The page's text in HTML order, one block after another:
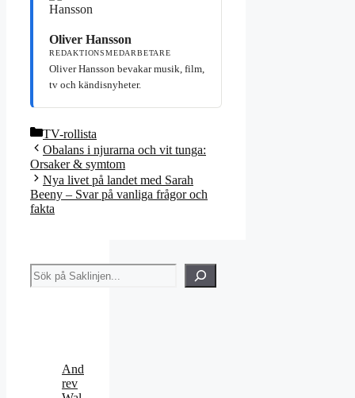
Oliver Hansson
REDAKTIONSMEDARBETARE
Oliver Hansson bevakar musik, film,
tv och kändisnyheter.
Kategorier
TV-rollista
Obalans i njurarna och vit tunga:
Orsaker & symtom
Nya livet på landet med Sarah
Beeny – Svar på vanliga frågor och
fakta
Sök
And
rev